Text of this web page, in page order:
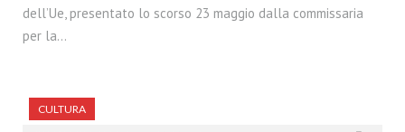
dell’Ue, presentato lo scorso 23 maggio dalla commissaria
per la…
CULTURA